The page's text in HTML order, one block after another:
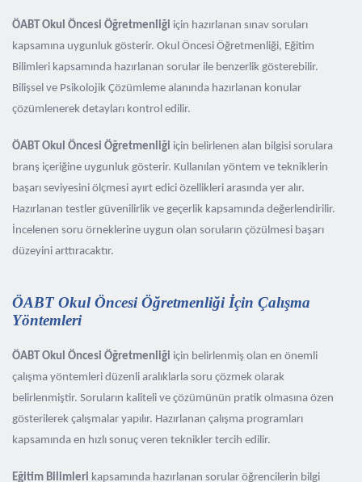
ÖABT Okul Öncesi Öğretmenliği için hazırlanan sınav soruları
kapsamına uygunluk gösterir. Okul Öncesi Öğretmenliği, Eğitim
Bilimleri kapsamında hazırlanan sorular ile benzerlik gösterebilir.
Bilişsel ve Psikolojik Çözümleme alanında hazırlanan konular
çözümlenerek detayları kontrol edilir.
ÖABT Okul Öncesi Öğretmenliği için belirlenen alan bilgisi sorulara
branş içeriğine uygunluk gösterir. Kullanılan yöntem ve tekniklerin
başarı seviyesini ölçmesi ayırt edici özellikleri arasında yer alır.
Hazırlanan testler güvenilirlik ve geçerlik kapsamında değerlendirilir.
İncelenen soru örneklerine uygun olan soruların çözülmesi başarı
düzeyini arttıracaktır.
ÖABT Okul Öncesi Öğretmenliği İçin Çalışma
Yöntemleri
ÖABT Okul Öncesi Öğretmenliği için belirlenmiş olan en önemli
çalışma yöntemleri düzenli aralıklarla soru çözmek olarak
belirlenmiştir. Soruların kaliteli ve çözümünün pratik olmasına özen
gösterilerek çalışmalar yapılır. Hazırlanan çalışma programları
kapsamında en hızlı sonuç veren teknikler tercih edilir.
Eğitim Bilimleri kapsamında hazırlanan sorular öğrencilerin bilgi